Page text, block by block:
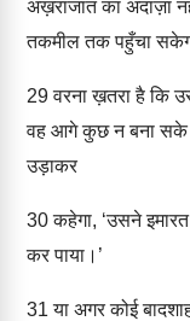
अख़राजात का अंदाज़ा
तकमील तक पहुँचा
29वरना ख़तरा है कि
वह आगे कुछ न बना
उड़ाकर
30कहेगा, ‘उसने
कर पाया।’
31 या अगर कोई